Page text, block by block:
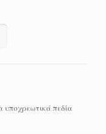
υποχρεωτικά πεδία